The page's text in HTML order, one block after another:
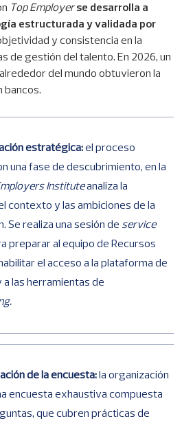
Top Employerse desarrolla a
estructurada y validada por
y consistencia en la
de gestión del talento. En 2026, un
del mundo obtuvieron la
bancos.
estratégica:el proceso
una fase de descubrimiento, en la
Instituteanaliza la
contexto y las ambiciones de la
Se realiza una sesión de service
preparar al equipo de Recursos
el acceso a la plataforma de
a las herramientas de
de la encuesta: la organización
encuesta exhaustiva compuesta
que cubren prácticas de